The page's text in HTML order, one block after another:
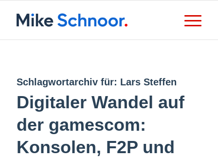
Schlagwortarchiv für: Lars Steffen
Digitaler Wandel auf
der gamescom:
Konsolen, F2P und